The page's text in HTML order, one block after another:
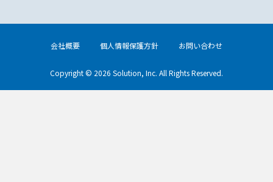
会社概要 個人情報保護方針 お問い合わせ
Copyright © 2026 Solution, Inc. All Rights Reserved.